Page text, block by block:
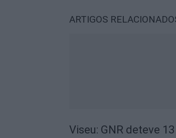
ARTIGOS
Viseu: GNR deteve